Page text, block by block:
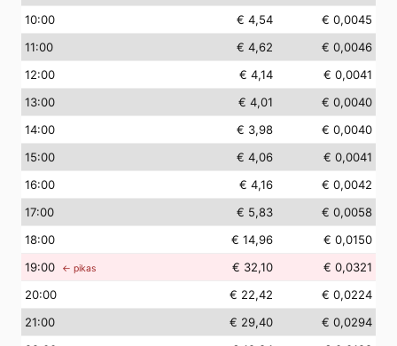
10:00 € 4,54
€ 0,0045
11:00 € 4,62
€ 0,0046
12:00 € 4,14
€ 0,0041
13:00 € 4,01
€ 0,0040
14:00 € 3,98
€ 0,0040
15:00 € 4,06
€ 0,0041
16:00 € 4,16
€ 0,0042
17:00 € 5,83
€ 0,0058
18:00 € 14,96
€ 0,0150
19:00 ← pikas € 32,10
€ 0,0321
20:00 € 22,42
€ 0,0224
21:00 € 29,40
€ 0,0294